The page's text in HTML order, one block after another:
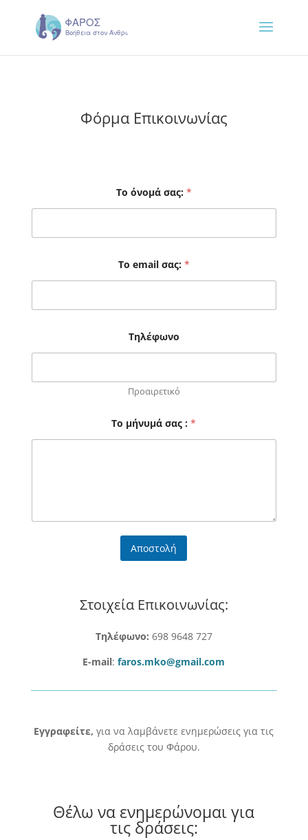
Φόρμα Επικοινωνίας
Το όνομά σας: *
Το email σας: *
Τηλέφωνο
Προαιρετικό
Τ
η
*
Το μήνυμά σας :*
Αποστολή
Στοιχεία Επικοινωνίας:
Τηλέφωνο: 698 9648 727
E-mail:faros.mko@gmail.com
Εγγραφείτε, για να λαμβάνετε ενημερώσεις για τις
δράσεις του Φάρου.
Θέλω να ενημερώνομαι για
τις δράσεις: